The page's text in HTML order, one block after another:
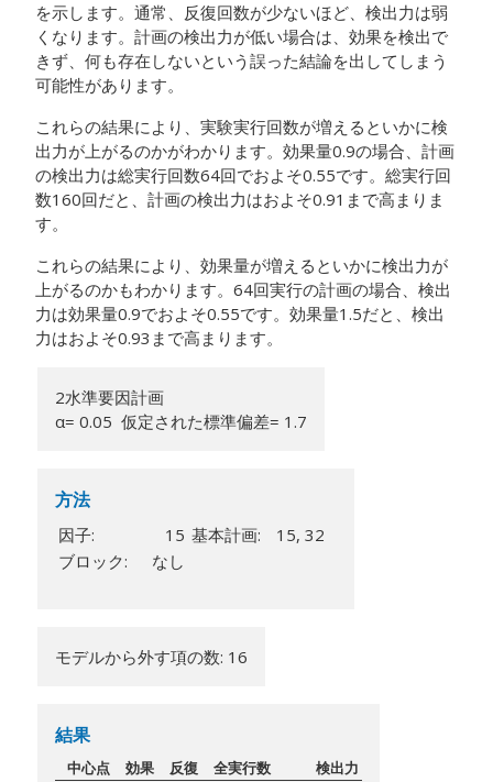
を示します。通常、反復回数が少ないほど、検出力は弱
くなります。計画の検出力が低い場合は、効果を検出で
きず、何も存在しないという誤った結論を出してしまう
可能性があります。
これらの結果により、実験実行回数が増えるといかに検
出力が上がるのかがわかります。効果量0.9の場合、計画
の検出力は総実行回数64回でおよそ0.55です。総実行回
数160回だと、計画の検出力はおよそ0.91まで高まりま
す。
これらの結果により、効果量が増えるといかに検出力が
上がるのかもわかります。64回実行の計画の場合、検出
力は効果量0.9でおよそ0.55です。効果量1.5だと、検出
力はおよそ0.93まで高まります。
2水準要因計画
α= 0.05 仮定された標準偏差= 1.7
方法
因子: 15 基本計画:
15, 32
ブロック:
なし
モデルから外す項の数: 16
結果
中心点 効果 反復 全実行数 検出力